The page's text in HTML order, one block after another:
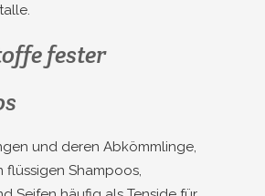
fester
und deren Abkömmlinge,
flüssigen Shampoos,